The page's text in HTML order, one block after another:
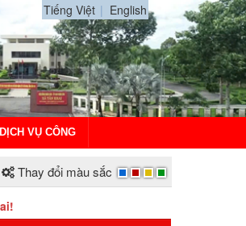
Tiếng Việt English
DỊCH VỤ CÔNG
Thay đổi màu sắc